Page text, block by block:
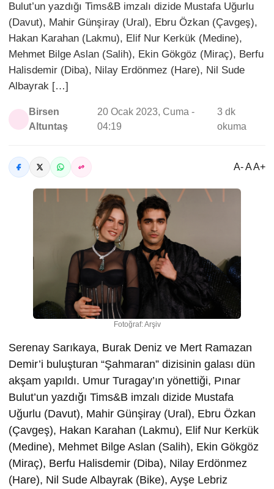
Bulut’un yazdığı Tims&B imzalı dizide Mustafa Uğurlu
(Davut), Mahir Günşiray (Ural), Ebru Özkan (Çavgeş),
Hakan Karahan (Lakmu), Elif Nur Kerkük (Medine),
Mehmet Bilge Aslan (Salih), Ekin Gökgöz (Miraç), Berfu
Halisdemir (Diba), Nilay Erdönmez (Hare), Nil Sude
Albayrak […]
Birsen
Altuntaş
20 Ocak 2023, Cuma -
04:19
3 dk
okuma
A- A A+
Fotoğraf: Arşiv
Serenay Sarıkaya, Burak Deniz ve Mert Ramazan
Demir’i buluşturan “Şahmaran” dizisinin galası dün
akşam yapıldı. Umur Turagay’ın yönettiği, Pınar
Bulut’un yazdığı Tims&B imzalı dizide Mustafa
Uğurlu (Davut), Mahir Günşiray (Ural), Ebru Özkan
(Çavgeş), Hakan Karahan (Lakmu), Elif Nur Kerkük
(Medine), Mehmet Bilge Aslan (Salih), Ekin Gökgöz
(Miraç), Berfu Halisdemir (Diba), Nilay Erdönmez
(Hare), Nil Sude Albayrak (Bike), Ayşe Lebriz